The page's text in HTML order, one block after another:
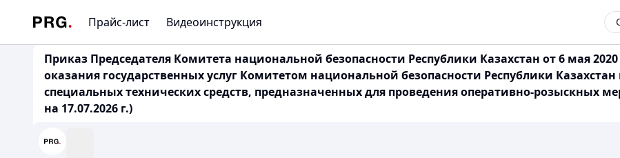
Прайс-лист Видеоинструкция
Приказ Председателя Комитета национальной безопасности Республики Казахстан от 6 мая
оказания государственных услуг Комитетом национальной безопасности Республики
специальных технических средств, предназначенных для проведения оперативно-розыскных
на 17.07.2026 г.)